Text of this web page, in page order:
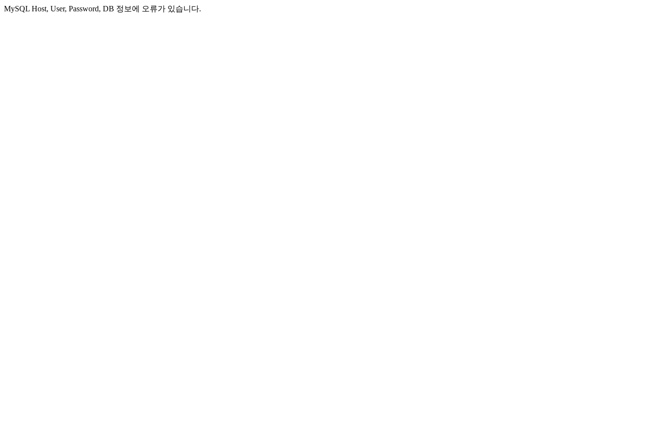
MySQL Host, User, Password, DB 정보에 오류가 있습니다.